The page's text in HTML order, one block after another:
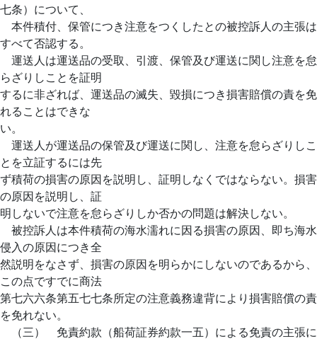
七条）について、
本件積付、保管につき注意をつくしたとの被控訴人の主張は
すべて否認する。
運送人は運送品の受取、引渡、保管及び運送に関し注意を怠
らざりしことを証明
するに非ざれば、運送品の滅失、毀損につき損害賠償の責を免
れることはできな
い。
運送人が運送品の保管及び運送に関し、注意を怠らざりしこ
とを立証するには先
ず積荷の損害の原因を説明し、証明しなくではならない。損害
の原因を説明し、証
明しないで注意を怠らざりしか否かの問題は解決しない。
被控訴人は本件積荷の海水濡れに因る損害の原因、即ち海水
侵入の原因につき全
然説明をなさず、損害の原因を明らかにしないのであるから、
この点ですでに商法
第七六六条第五七七条所定の注意義務違背により損害賠償の責
を免れない。
（三） 免責約款（船荷証券約款一五）による免責の主張に